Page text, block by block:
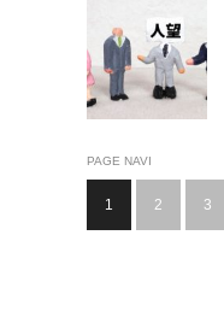
PAGE NAVI
1 2 3